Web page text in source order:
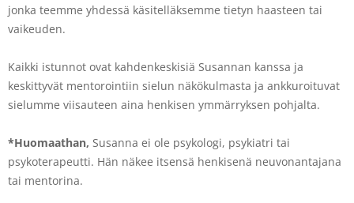
jonka teemme yhdessä käsitelläksemme tietyn haasteen tai
vaikeuden.
Kaikki istunnot ovat kahdenkeskisiä Susannan kanssa ja
keskittyvät mentorointiin sielun näkökulmasta ja ankkuroituvat
sielumme viisauteen aina henkisen ymmärryksen pohjalta.
*Huomaathan, Susanna ei ole psykologi, psykiatri tai
psykoterapeutti. Hän näkee itsensä henkisenä neuvonantajana
tai mentorina.